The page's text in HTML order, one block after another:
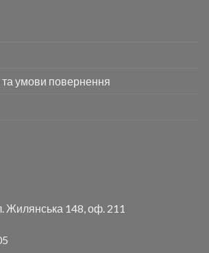
умови повернення
Жилянська 148, оф. 211